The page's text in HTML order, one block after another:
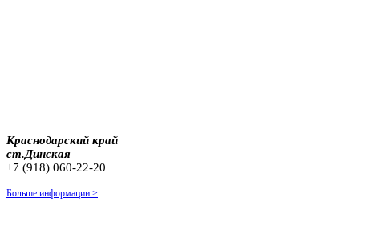
Краснодарский край
ст.Динская
+7 (918) 060-22-20
Больше информации >